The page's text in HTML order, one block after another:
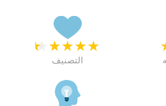
★
★
★
★
★
التصنيف